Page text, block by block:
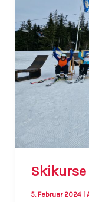
5. Februar 2024